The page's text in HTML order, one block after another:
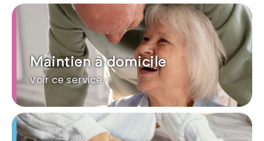
Maintien à domicile
Voir ce service >